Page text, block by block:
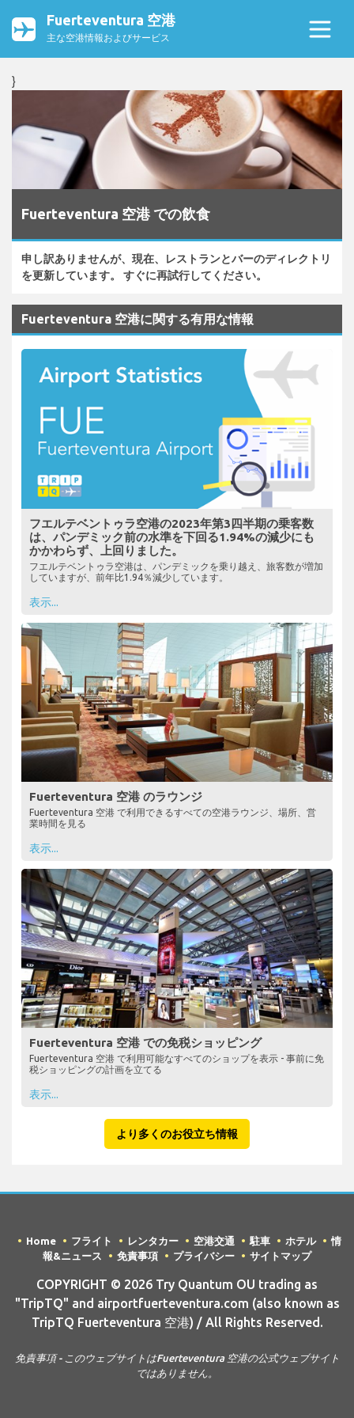
Fuerteventura 空港
主な空港情報およびサービス
}
Fuerteventura 空港 での飲食
申し訳ありませんが、現在、レストランとバーのディレクトリ
を更新しています。 すぐに再試行してください。
Fuerteventura 空港に関する有用な情報
フエルテベントゥラ空港の2023年第3四半期の乗客数
は、パンデミック前の水準を下回る1.94%の減少にも
かかわらず、上回りました。
フエルテベントゥラ空港は、パンデミックを乗り越え、旅客数が増加
していますが、前年比1.94％減少しています。
表示...
Fuerteventura 空港 のラウンジ
Fuerteventura 空港 で利用できるすべての空港ラウンジ、場所、営
業時間を見る
表示...
Fuerteventura 空港 での免税ショッピング
Fuerteventura 空港 で利用可能なすべてのショップを表示 - 事前に免
税ショッピングの計画を立てる
表示...
より多くのお役立ち情報
Home フライト レンタカー 空港交通 駐車 ホテル
情
報&ニュース
免責事項 プライバシー サイトマップ
COPYRIGHT © 2026 Try Quantum OU trading as
"TripTQ" and airportfuerteventura.com (also known as
TripTQ Fuerteventura 空港) / All Rights Reserved.
免責事項 - このウェブサイトはFuerteventura 空港の公式ウェブサイト
ではありません。